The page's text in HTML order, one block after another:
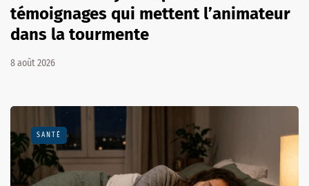
témoignages qui mettent l’animateur
dans la tourmente
8 août 2026
SANTÉ